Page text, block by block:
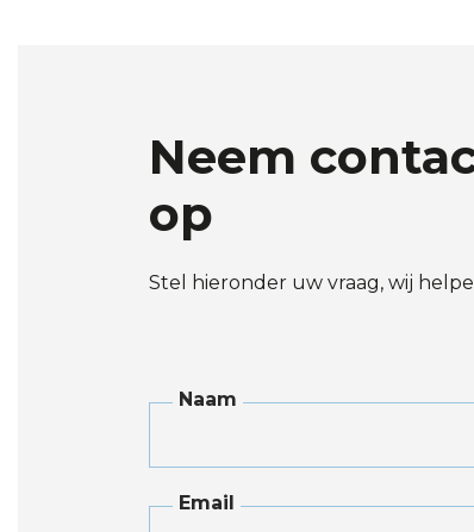
Neem
op
Stel hieronder uw vraag, wij
Naam
Email